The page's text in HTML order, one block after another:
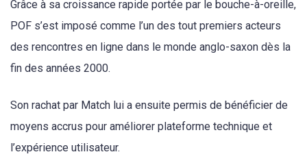
Grâce à sa croissance rapide portée par le bouche-à-oreille,
POF s’est imposé comme l’un des tout premiers acteurs
des rencontres en ligne dans le monde anglo-saxon dès la
fin des années 2000.
Son rachat par Match lui a ensuite permis de bénéficier de
moyens accrus pour améliorer plateforme technique et
l’expérience utilisateur.